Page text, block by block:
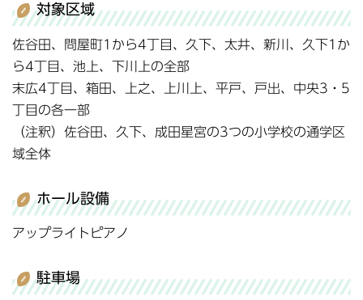
対象区域
佐谷田、問屋町1から4丁目、久下、太井、新川、久下1か
ら4丁目、池上、下川上の全部
末広4丁目、箱田、上之、上川上、平戸、戸出、中央3・5
丁目の各一部
（注釈）佐谷田、久下、成田星宮の3つの小学校の通学区
域全体
ホール設備
アップライトピアノ
駐車場